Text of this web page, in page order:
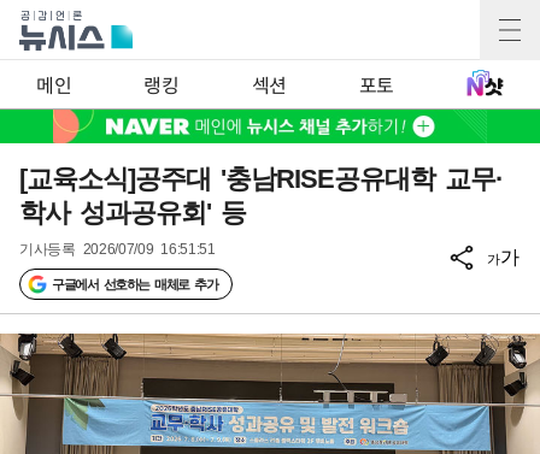
메인 랭킹 섹션 포토
[교육소식]공주대 '충남RISE공유대학 교무·
학사 성과공유회' 등
기사등록 2026/07/09 16:51:51
구글에서 선호하는 매체로 추가
가가